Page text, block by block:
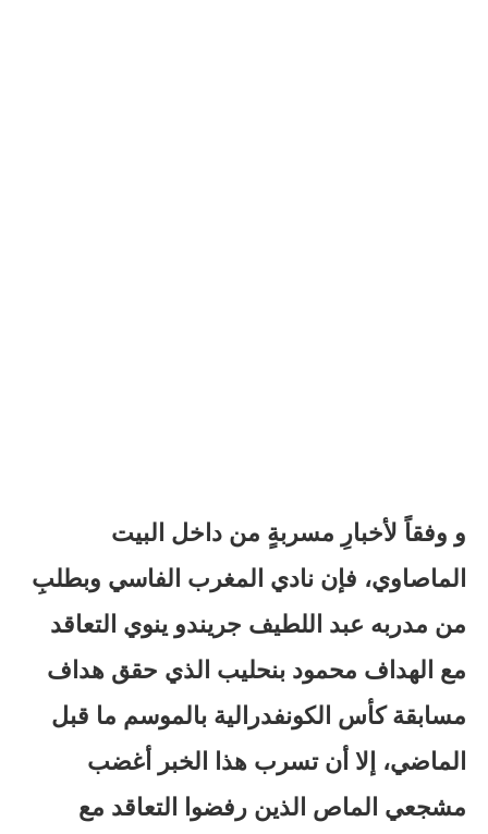
و وفقاً لأخبارِ مسربةٍ من داخل البيت
الماصاوي، فإن نادي المغرب الفاسي وبطلبِ
من مدربه عبد اللطيف جريندو ينوي التعاقد
مع الهداف محمود بنحليب الذي حقق هداف
مسابقة كأس الكونفدرالية بالموسم ما قبل
الماضي، إلا أن تسرب هذا الخبر أغضب
مشجعي الماص الذين رفضوا التعاقد مع